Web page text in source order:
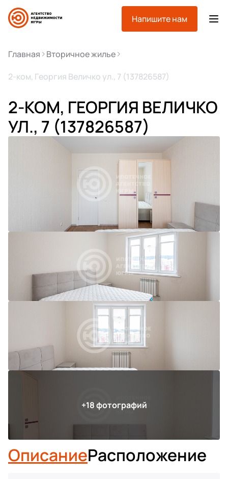
Напишите нам
Главная
Вторичное жилье
2-ком, Георгия Величко ул., 7 (137826587)
2-КОМ, ГЕОРГИЯ ВЕЛИЧКО
УЛ., 7 (137826587)
ОписаниеРасположение